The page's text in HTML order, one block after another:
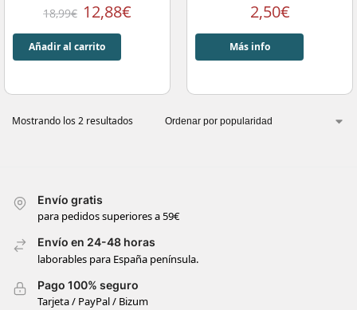
18,99€ 12,88€
Añadir al carrito
2,50€
Más info
Mostrando los 2 resultados
Envío gratis
para pedidos superiores a 59€
Envío en 24-48 horas
laborables para España península.
Pago 100% seguro
Tarjeta / PayPal / Bizum